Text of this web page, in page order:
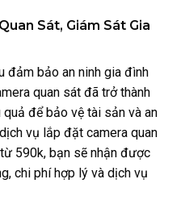
Sát, Giám Sát Gia
đảm bảo an ninh gia đình
quan sát đã trở thành
để bảo vệ tài sản và an
vụ lắp đặt camera quan
590k, bạn sẽ nhận được
chi phí hợp lý và dịch vụ